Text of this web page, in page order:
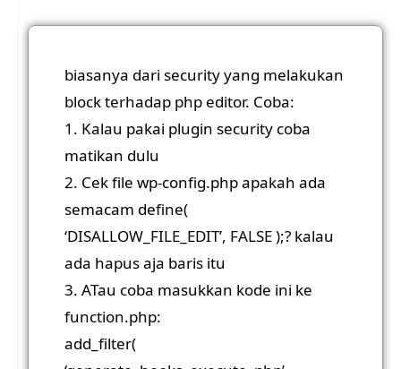
biasanya dari security yang melakukan
block terhadap php editor. Coba:
1. Kalau pakai plugin security coba
matikan dulu
2. Cek file wp-config.php apakah ada
semacam define(
‘DISALLOW_FILE_EDIT’, FALSE );? kalau
ada hapus aja baris itu
3. ATau coba masukkan kode ini ke
function.php:
add_filter(